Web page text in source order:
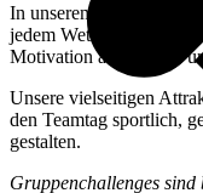
In unserem Indoor Fun
jedem Wetter
Motivation auffrischen
Unsere vielseitigen
den Teamtag sportlich,
gestalten.
Gruppenchallenges sind